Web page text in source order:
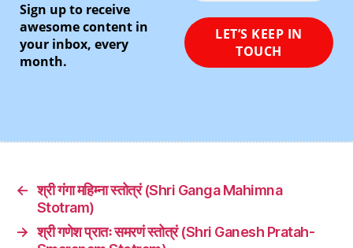
Sign up to receive
awesome content in
your inbox, every
month.
← श्री गंगा महिम्ना स्तोत्रं (Shri Ganga Mahimna
Stotram)
→ श्री गणेश प्रातः समरणं स्तोत्रं (Shri Ganesh Pratah-